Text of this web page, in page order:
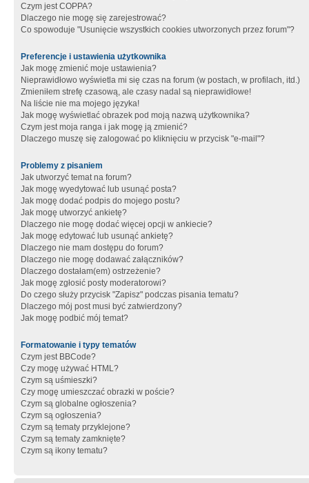
Czym jest COPPA?
Dlaczego nie mogę się zarejestrować?
Co spowoduje "Usunięcie wszystkich cookies utworzonych przez forum"?
Preferencje i ustawienia użytkownika
Jak mogę zmienić moje ustawienia?
Nieprawidłowo wyświetla mi się czas na forum (w postach, w profilach, itd.)
Zmieniłem strefę czasową, ale czasy nadal są nieprawidłowe!
Na liście nie ma mojego języka!
Jak mogę wyświetlać obrazek pod moją nazwą użytkownika?
Czym jest moja ranga i jak mogę ją zmienić?
Dlaczego muszę się zalogować po kliknięciu w przycisk "e-mail"?
Problemy z pisaniem
Jak utworzyć temat na forum?
Jak mogę wyedytować lub usunąć posta?
Jak mogę dodać podpis do mojego postu?
Jak mogę utworzyć ankietę?
Dlaczego nie mogę dodać więcej opcji w ankiecie?
Jak mogę edytować lub usunąć ankietę?
Dlaczego nie mam dostępu do forum?
Dlaczego nie mogę dodawać załączników?
Dlaczego dostałam(em) ostrzeżenie?
Jak mogę zgłosić posty moderatorowi?
Do czego służy przycisk "Zapisz" podczas pisania tematu?
Dlaczego mój post musi być zatwierdzony?
Jak mogę podbić mój temat?
Formatowanie i typy tematów
Czym jest BBCode?
Czy mogę używać HTML?
Czym są uśmieszki?
Czy mogę umieszczać obrazki w poście?
Czym są globalne ogłoszenia?
Czym są ogłoszenia?
Czym są tematy przyklejone?
Czym są tematy zamknięte?
Czym są ikony tematu?